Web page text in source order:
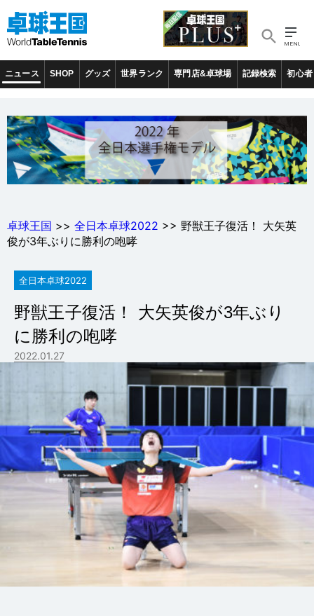
ニュース SHOP グッズ 世界ランク 専門店&卓球場 記録検索 初心者
卓球王国 >> 全日本卓球2022 >> 野獣王子復活！ 大矢英
俊が3年ぶりに勝利の咆哮
全日本卓球2022
野獣王子復活！ 大矢英俊が3年ぶり
に勝利の咆哮
2022.01.27